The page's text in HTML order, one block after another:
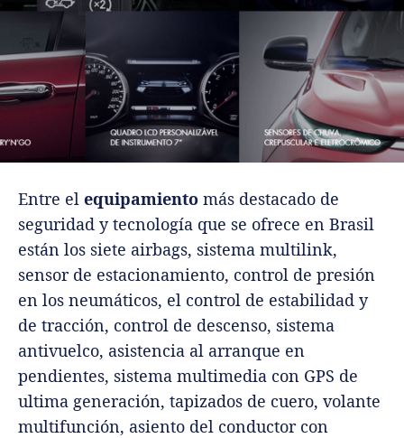
Entre el equipamiento más destacado de
seguridad y tecnología que se ofrece en Brasil
están los siete airbags, sistema multilink,
sensor de estacionamiento, control de presión
en los neumáticos, el control de estabilidad y
de tracción, control de descenso, sistema
antivuelco, asistencia al arranque en
pendientes, sistema multimedia con GPS de
ultima generación, tapizados de cuero, volante
multifunción, asiento del conductor con